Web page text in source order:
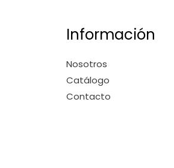
Información
Nosotros
Catálogo
Contacto